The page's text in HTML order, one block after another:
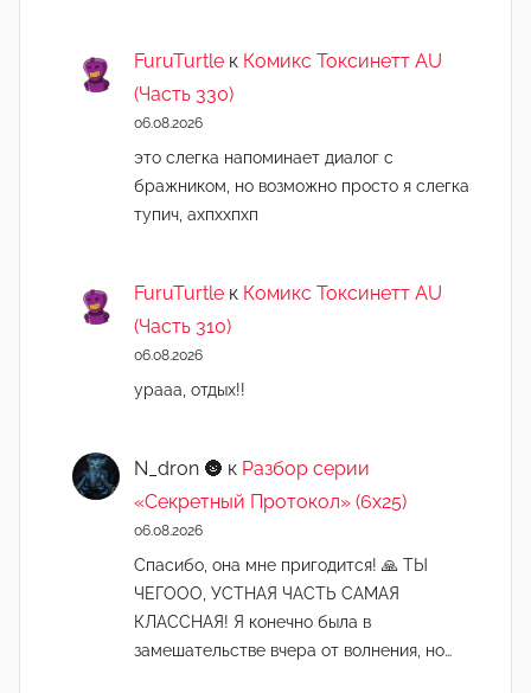
FuruTurtle к Комикс Токсинетт AU
(Часть 330)
06.08.2026
это слегка напоминает диалог с
бражником, но возможно просто я слегка
тупич, ахпххпхп
FuruTurtle к Комикс Токсинетт AU
(Часть 310)
06.08.2026
урааа, отдых!!
N_dron 🌚 к Разбор серии
«Секретный Протокол» (6х25)
06.08.2026
Спасибо, она мне пригодится! 🙏 ТЫ
ЧЕГООО, УСТНАЯ ЧАСТЬ САМАЯ
КЛАССНАЯ! Я конечно была в
замешательстве вчера от волнения, но…